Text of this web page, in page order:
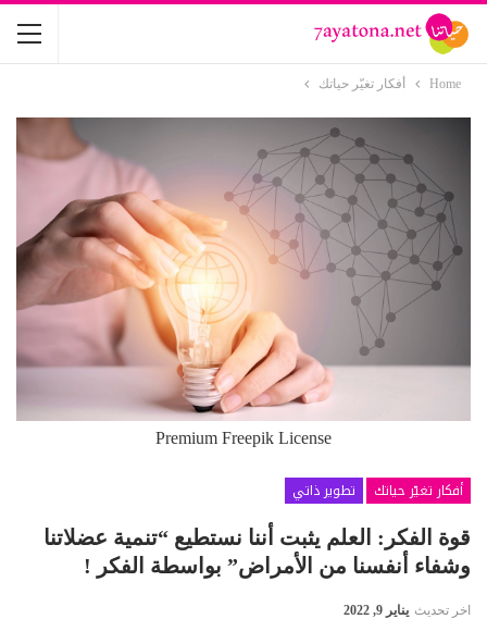
Home أفكار تغيّر حياتك
Premium Freepik License
أفكار تغيّر حياتك
تطوير ذاتي
قوة الفكر: العلم يثبت أننا نستطيع “تنمية عضلاتنا
وشفاء أنفسنا من الأمراض” بواسطة الفكر !
اخر تحديث يناير 9, 2022